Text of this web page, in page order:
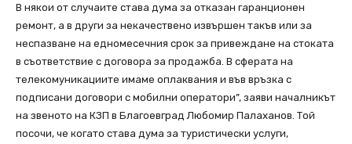
В някои от случаите става дума за отказан гаранционен
ремонт, а в други за некачествено извършен такъв или за
неспазване на едномесечния срок за привеждане на стоката
в съответствие с договора за продажба. В сферата на
телекомуникациите имаме оплаквания и във връзка с
подписани договори с мобилни оператори”, заяви началникът
на звеното на КЗП в Благоевград Любомир Палаханов. Той
посочи, че когато става дума за туристически услуги,